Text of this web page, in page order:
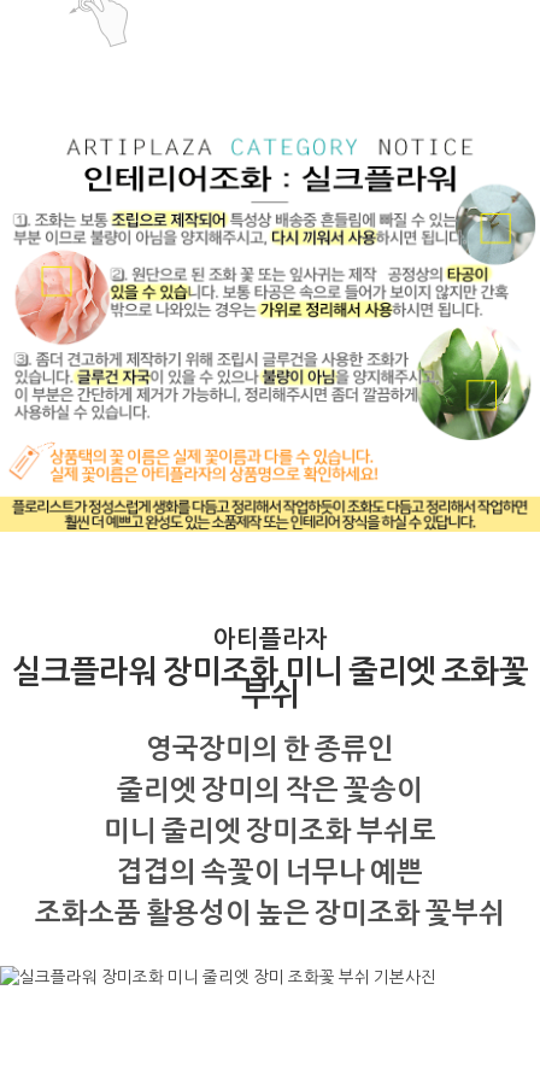
아티플라자
실크플라워 장미조화 미니 줄리엣 조화꽃
부쉬
영국장미의 한 종류인
줄리엣 장미의 작은 꽃송이
미니 줄리엣 장미조화 부쉬로
겹겹의 속꽃이 너무나 예쁜
조화소품 활용성이 높은 장미조화 꽃부쉬